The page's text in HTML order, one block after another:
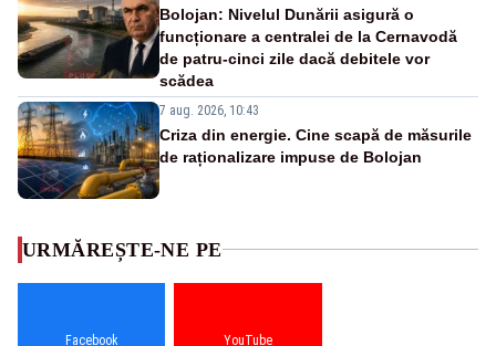
Bolojan: Nivelul Dunării asigură o
funcționare a centralei de la Cernavodă
de patru-cinci zile dacă debitele vor
scădea
7 aug. 2026, 10:43
Criza din energie. Cine scapă de măsurile
de raționalizare impuse de Bolojan
URMĂREȘTE-NE PE
Facebook YouTube